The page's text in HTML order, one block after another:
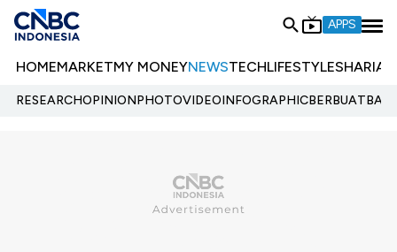
APPS
HOMEMARKETMY MONEYNEWSTECHLIFESTYLESHARIA
RESEARCHOPINIONPHOTOVIDEOINFOGRAPHIC